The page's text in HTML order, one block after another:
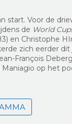
start. Voor de
de World
en Christophe
zich eerder
François
op het